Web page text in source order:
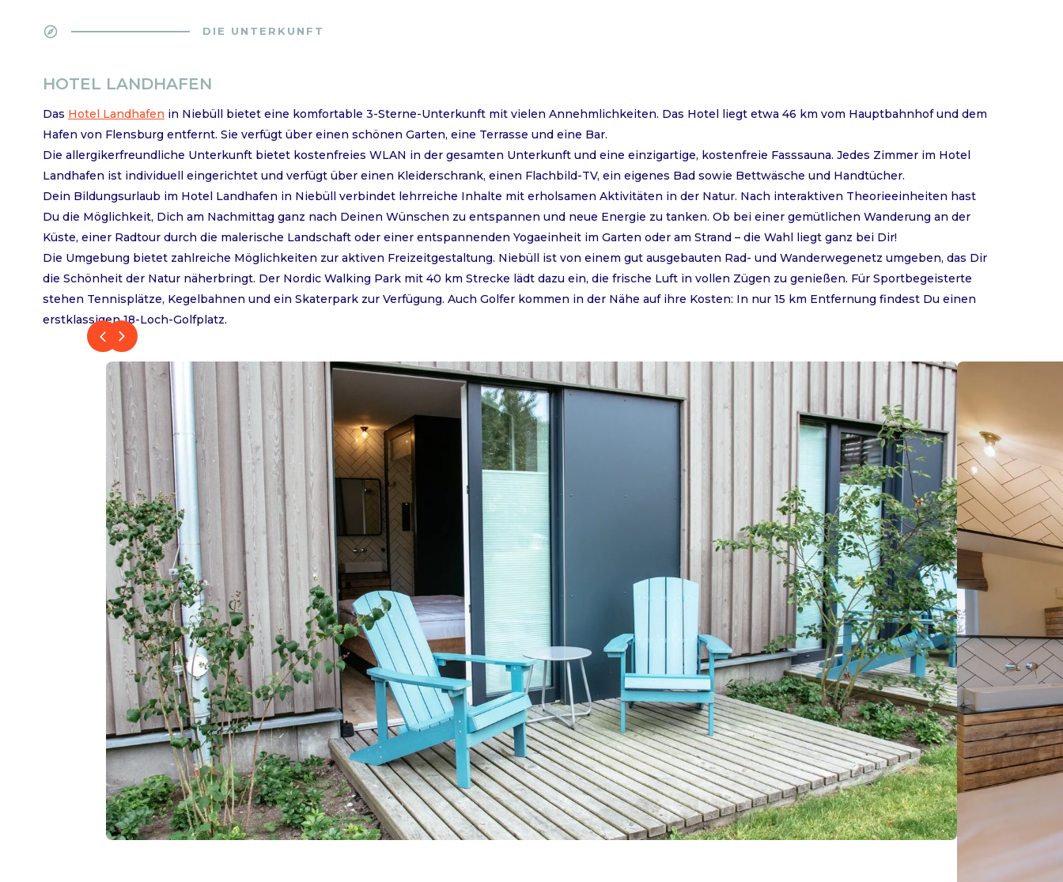
explore DIE UNTERKUNFT
HOTEL LANDHAFEN
Das Hotel Landhafen in Niebüll bietet eine komfortable 3-Sterne-Unterkunft mit vielen Annehmlichkeiten. Das Hotel liegt etwa 46 km vom Hauptbahnhof und dem
Hafen von Flensburg entfernt. Sie verfügt über einen schönen Garten, eine Terrasse und eine Bar.
Die allergikerfreundliche Unterkunft bietet kostenfreies WLAN in der gesamten Unterkunft und eine einzigartige, kostenfreie Fasssauna. Jedes Zimmer im Hotel
Landhafen ist individuell eingerichtet und verfügt über einen Kleiderschrank, einen Flachbild-TV, ein eigenes Bad sowie Bettwäsche und Handtücher.
Dein Bildungsurlaub im Hotel Landhafen in Niebüll verbindet lehrreiche Inhalte mit erholsamen Aktivitäten in der Natur. Nach interaktiven Theorieeinheiten hast
Du die Möglichkeit, Dich am Nachmittag ganz nach Deinen Wünschen zu entspannen und neue Energie zu tanken. Ob bei einer gemütlichen Wanderung an der
Küste, einer Radtour durch die malerische Landschaft oder einer entspannenden Yogaeinheit im Garten oder am Strand – die Wahl liegt ganz bei Dir!
Die Umgebung bietet zahlreiche Möglichkeiten zur aktiven Freizeitgestaltung. Niebüll ist von einem gut ausgebauten Rad- und Wanderwegenetz umgeben, das Dir
die Schönheit der Natur näherbringt. Der Nordic Walking Park mit 40 km Strecke lädt dazu ein, die frische Luft in vollen Zügen zu genießen. Für Sportbegeisterte
stehen Tennisplätze, Kegelbahnen und ein Skaterpark zur Verfügung. Auch Golfer kommen in der Nähe auf ihre Kosten: In nur 15 km Entfernung findest Du einen
erstklassigen 18-Loch-Golfplatz.